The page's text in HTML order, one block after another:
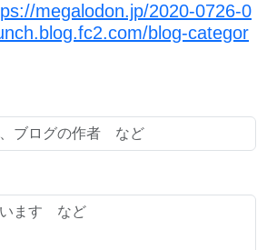
megalodon.jp/2020-0726-0
blog-categor